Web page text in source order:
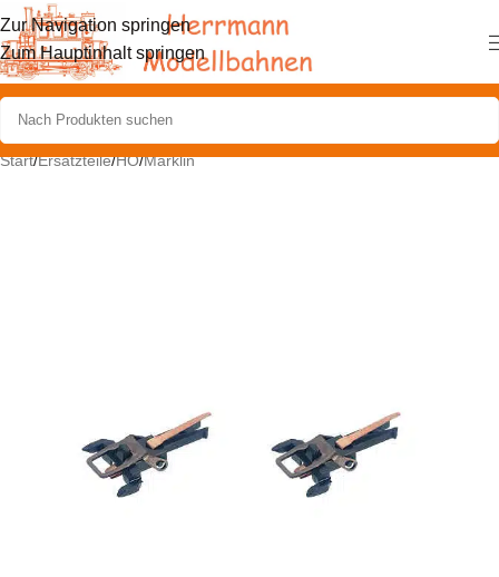
Zur Navigation springen
Zum Hauptinhalt springen
Start/Ersatzteile/HO/Märklin